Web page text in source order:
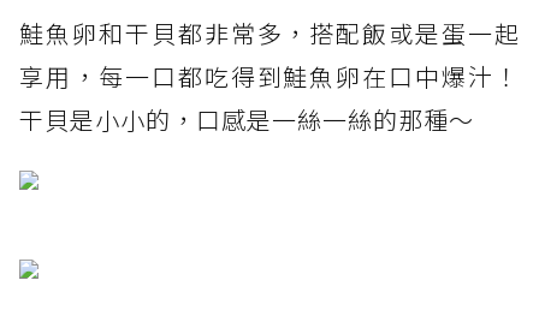
鮭魚卵和干貝都非常多，搭配飯或是蛋一起
享用，每一口都吃得到鮭魚卵在口中爆汁！
干貝是小小的，口感是一絲一絲的那種～